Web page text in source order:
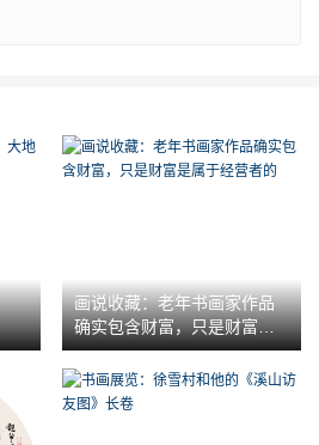
画说收藏：老年书画家作品
确实包含财富，只是财富是
属于经营者的